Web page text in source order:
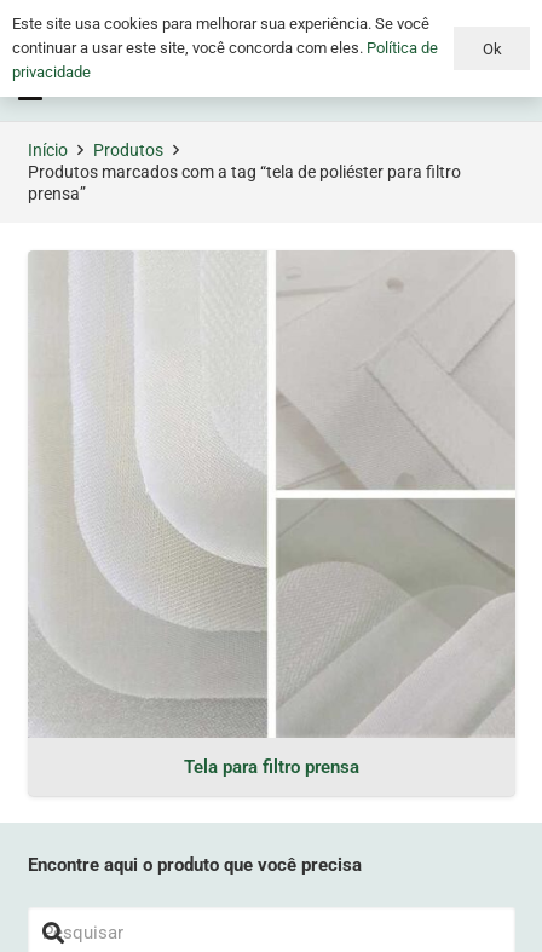
Início
Produtos
Produtos marcados com a tag “tela de poliéster para filtro
prensa”
Tela para filtro prensa
Encontre aqui o produto que você precisa
Este site usa cookies para melhorar sua experiência. Se você
continuar a usar este site, você concorda com eles. Política de
privacidade
Ok